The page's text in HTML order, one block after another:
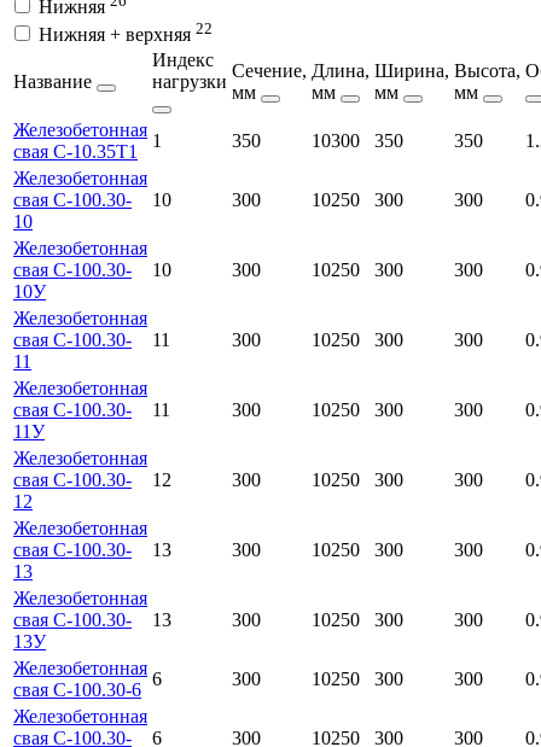
Нижняя
Нижняя + верхняя 22
Название
Индекс
нагрузки
Сечение,
мм
Длина,
мм
Ширина,
мм
Высота,
мм
Железобетонная
свая С-10.35Т1
1 350 10300 350 350
Железобетонная
свая С-100.30-
10
10 300 10250 300 300
Железобетонная
свая С-100.30-
10У
10 300 10250 300 300
Железобетонная
свая С-100.30-
11
11 300 10250 300 300
Железобетонная
свая С-100.30-
11У
11 300 10250 300 300
Железобетонная
свая С-100.30-
12
12 300 10250 300 300
Железобетонная
свая С-100.30-
13
13 300 10250 300 300
Железобетонная
свая С-100.30-
13У
13 300 10250 300 300
Железобетонная
свая С-100.30-6
6 300 10250 300 300
Железобетонная
свая С-100.30-
6 300 10250 300 300